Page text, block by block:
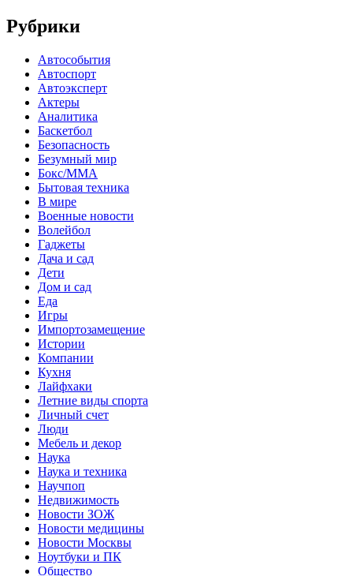
Рубрики
Автособытия
Автоспорт
Автоэксперт
Актеры
Аналитика
Баскетбол
Безопасность
Безумный мир
Бокс/MMA
Бытовая техника
В мире
Военные новости
Волейбол
Гаджеты
Дача и сад
Дети
Дом и сад
Еда
Игры
Импортозамещение
Истории
Компании
Кухня
Лайфхаки
Летние виды спорта
Личный счет
Люди
Мебель и декор
Наука
Наука и техника
Научпоп
Недвижимость
Новости ЗОЖ
Новости медицины
Новости Москвы
Ноутбуки и ПК
Общество